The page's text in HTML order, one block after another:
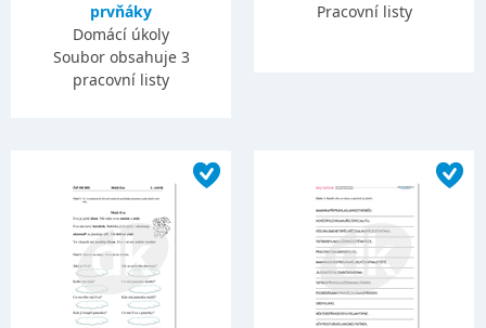
prvňáky
Domácí úkoly
Soubor obsahuje 3
pracovní listy
Pracovní listy